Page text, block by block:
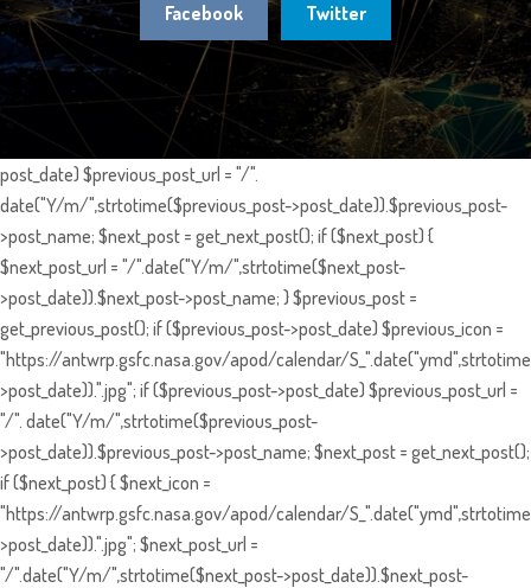
Facebook Twitter
post_date) $previous_post_url = "/".
date("Y/m/",strtotime($previous_post->post_date)).$previous_post-
>post_name; $next_post = get_next_post(); if ($next_post) {
$next_post_url = "/".date("Y/m/",strtotime($next_post-
>post_date)).$next_post->post_name; } $previous_post =
get_previous_post(); if ($previous_post->post_date) $previous_icon =
"https://antwrp.gsfc.nasa.gov/apod/calendar/
>post_date)).".jpg"; if ($previous_post->post_date) $previous_post_url =
"/". date("Y/m/",strtotime($previous_post-
>post_date)).$previous_post->post_name; $next_post = get_next_post();
if ($next_post) { $next_icon =
"https://antwrp.gsfc.nasa.gov/apod/calendar/
>post_date)).".jpg"; $next_post_url =
"/".date("Y/m/",strtotime($next_post->post_date)).$next_post-